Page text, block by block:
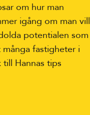
om hur man
igång om man vill
potentialen som
fastigheter i
till Hannas tips